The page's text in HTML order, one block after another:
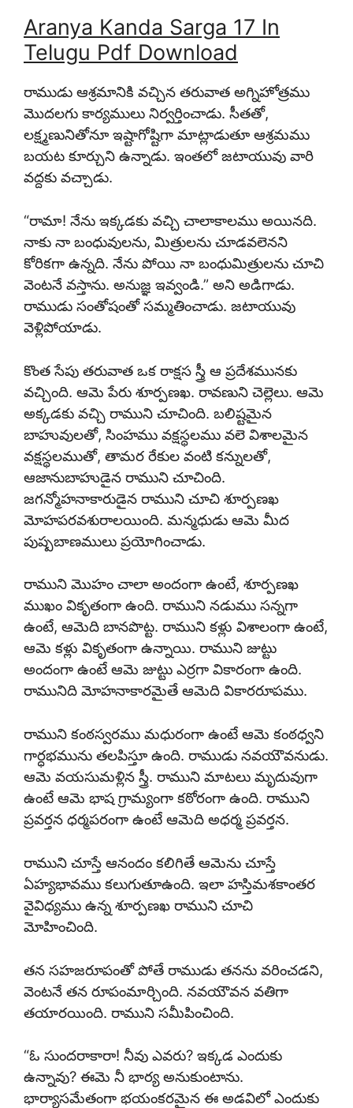
Aranya Kanda Sarga 17 In
Telugu Pdf Download
రాముడు ఆశ్రమానికి వచ్చిన తరువాత అగ్నిహోత్రము
మొదలగు కార్యములు నిర్వర్తించాడు. సీతతో,
లక్ష్మణునితోనూ ఇష్టాగోష్టిగా మాట్లాడుతూ ఆశ్రమము
బయట కూర్చుని ఉన్నాడు. ఇంతలో జటాయువు వారి
వద్దకు వచ్చాడు.
“రామా! నేను ఇక్కడకు వచ్చి చాలాకాలము అయినది.
నాకు నా బంధువులను, మిత్రులను చూడవలెనని
కోరికగా ఉన్నది. నేను పోయి నా బంధుమిత్రులను చూచి
వెంటనే వస్తాను. అనుజ్ఞ ఇవ్వండి.” అని అడిగాడు.
రాముడు సంతోషంతో సమ్మతించాడు. జటాయువు
వెళ్లిపోయాడు.
కొంత సేపు తరువాత ఒక రాక్షస స్త్రీ ఆ ప్రదేశమునకు
వచ్చింది. ఆమె పేరు శూర్పణఖ. రావణుని చెల్లెలు. ఆమె
అక్కడకు వచ్చి రాముని చూచింది. బలిష్టమైన
బాహువులతో, సింహము వక్షస్థలము వలె విశాలమైన
వక్షస్థలముతో, తామర రేకుల వంటి కన్నులతో,
ఆజానుబాహుడైన రాముని చూచింది.
జగన్మోహనాకారుడైన రాముని చూచి శూర్పణఖ
మోహపరవశురాలయింది. మన్మధుడు ఆమె మీద
పుష్పబాణములు ప్రయోగించాడు.
రాముని మొహం చాలా అందంగా ఉంటే, శూర్పణఖ
ముఖం వికృతంగా ఉంది. రాముని నడుము సన్నగా
ఉంటే, ఆమెది బానపొట్ట. రాముని కళ్లు విశాలంగా ఉంటే,
ఆమె కళ్లు వికృతంగా ఉన్నాయి. రాముని జుట్టు
అందంగా ఉంటే ఆమె జుట్టు ఎర్రగా వికారంగా ఉంది.
రామునిది మోహనాకారమైతే ఆమెది వికారరూపము.
రాముని కంఠస్వరము మధురంగా ఉంటే ఆమె కంఠధ్వని
గార్ధభమును తలపిస్తూ ఉంది. రాముడు నవయౌవనుడు.
ఆమె వయసుమళ్లిన స్త్రీ. రాముని మాటలు మృదువుగా
ఉంటే ఆమె భాష గ్రామ్యంగా కఠోరంగా ఉంది. రాముని
ప్రవర్తన ధర్మపరంగా ఉంటే ఆమెది అధర్మ ప్రవర్తన.
రాముని చూస్తే ఆనందం కలిగితే ఆమెను చూస్తే
ఏహ్యభావము కలుగుతూఉంది. ఇలా హస్తిమశకాంతర
వైవిధ్యము ఉన్న శూర్పణఖ రాముని చూచి
మోహించింది.
తన సహజరూపంతో పోతే రాముడు తనను వరించడని,
వెంటనే తన రూపంమార్చింది. నవయౌవన వతిగా
తయారయింది. రాముని సమీపించింది.
“ఓ సుందరాకారా! నీవు ఎవరు? ఇక్కడ ఎందుకు
ఉన్నావు? ఈమె నీ భార్య అనుకుంటాను.
భార్యాసమేతంగా భయంకరమైన ఈ అడవిలో ఎందుకు